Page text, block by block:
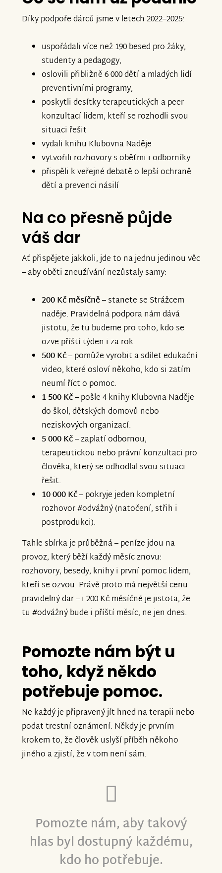
Díky podpoře dárců jsme v letech 2022–2025:
uspořádali více než 190 besed pro žáky,
studenty a pedagogy,
oslovili přibližně 6 000 dětí a mladých lidí
preventivními programy,
poskytli desítky terapeutických a peer
konzultací lidem, kteří se rozhodli svou
situaci řešit
vydali knihu Klubovna Naděje
vytvořili rozhovory s oběťmi i odborníky
přispěli k veřejné debatě o lepší ochraně
dětí a prevenci násilí
Na co přesně půjde
váš dar
Ať přispějete jakkoli, jde to na jednu jedinou věc
– aby oběti zneužívání nezůstaly samy:
200 Kč měsíčně– stanete se Strážcem
naděje. Pravidelná podpora nám dává
jistotu, že tu budeme pro toho, kdo se
ozve příští týden i za rok.
500 Kč– pomůže vyrobit a sdílet edukační
video, které osloví někoho, kdo si zatím
neumí říct o pomoc.
1 500 Kč– pošle 4 knihy Klubovna Naděje
do škol, dětských domovů nebo
neziskových organizací.
5 000 Kč– zaplatí odbornou,
terapeutickou nebo právní konzultaci pro
člověka, který se odhodlal svou situaci
řešit.
10 000 Kč– pokryje jeden kompletní
rozhovor #odvážný (natočení, střih i
postprodukci).
Tahle sbírka je průběžná – peníze jdou na
provoz, který běží každý měsíc znovu:
rozhovory, besedy, knihy i první pomoc lidem,
kteří se ozvou. Právě proto má největší cenu
pravidelný dar – i 200 Kč měsíčně je jistota, že
tu #odvážný bude i příští měsíc, ne jen dnes.
Pomozte nám být u
toho, když někdo
potřebuje pomoc.
Ne každý je připravený jít hned na terapii nebo
podat trestní oznámení. Někdy je prvním
krokem to, že člověk uslyší příběh někoho
jiného a zjistí, že v tom není sám.
Pomozte nám, aby takový
hlas byl dostupný každému,
kdo ho potřebuje.